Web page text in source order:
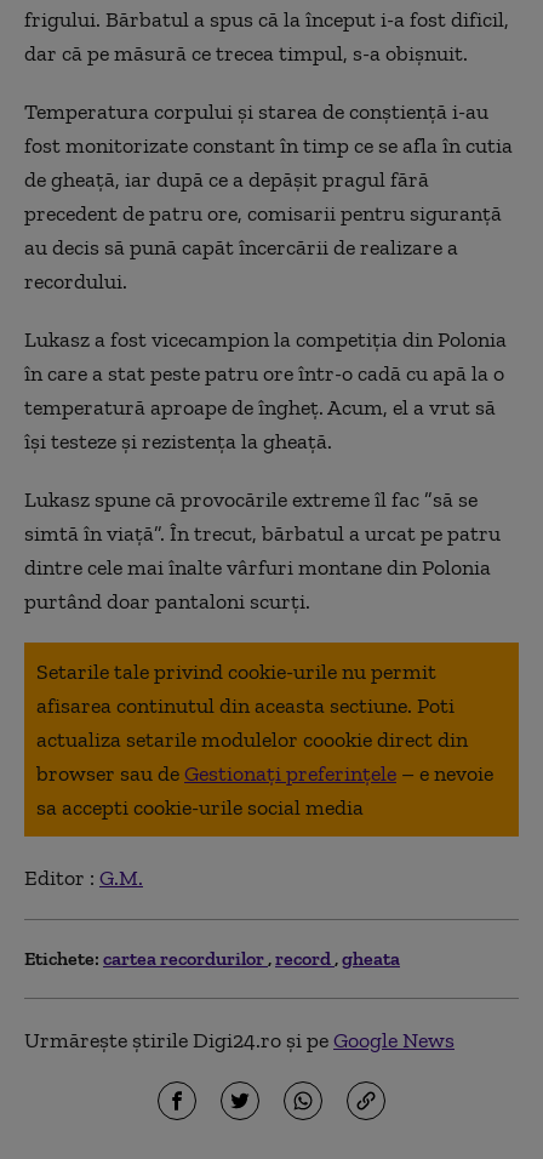
frigului. Bărbatul a spus că la început i-a fost dificil,
dar că pe măsură ce trecea timpul, s-a obișnuit.
Temperatura corpului şi starea de conştienţă i-au
fost monitorizate constant în timp ce se afla în cutia
de gheaţă, iar după ce a depăşit pragul fără
precedent de patru ore, comisarii pentru siguranţă
au decis să pună capăt încercării de realizare a
recordului.
Lukasz a fost vicecampion la competiția din Polonia
în care a stat peste patru ore într-o cadă cu apă la o
temperatură aproape de îngheţ. Acum, el a vrut să
își testeze și rezistența la gheață.
Lukasz spune că provocările extreme îl fac ”să se
simtă în viaţă”. În trecut, bărbatul a urcat pe patru
dintre cele mai înalte vârfuri montane din Polonia
purtând doar pantaloni scurţi.
Setarile tale privind cookie-urile nu permit
afisarea continutul din aceasta sectiune. Poti
actualiza setarile modulelor coookie direct din
browser sau deGestionați preferințele – e nevoie
sa accepti cookie-urile social media
Editor : G.M.
Etichete: cartea recordurilor record gheata
Urmărește știrile Digi24.ro și peGoogle News